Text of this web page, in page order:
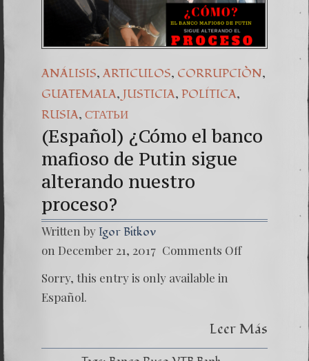
ANÁLISIS, ARTICULOS, CORRUPCIÒN,
GUATEMALA, JUSTICIA, POLÍTICA,
RUSIA, СТАТЬИ
(Español) ¿Cómo el banco
mafioso de Putin sigue
alterando nuestro
proceso?
Written by Igor Bitkov
on December 21, 2017 Comments Off
Sorry, this entry is only available in
Español.
Leer Más